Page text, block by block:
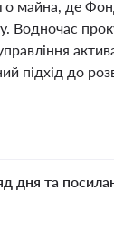
майна, де
Водночас
підхід до
дня та